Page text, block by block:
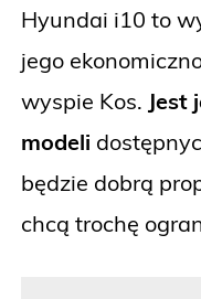
Hyundai i10 to
jego
wyspie Kos. Jest
modeli
będzie dobrą
chcą trochę